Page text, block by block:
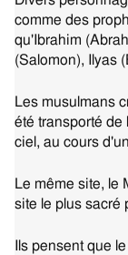
comme des
qu'Ibrahim
(Salomon), Ilyas
Les musulmans
été transporté de
ciel, au cours
Le même site, le
site le plus sacré
Ils pensent que